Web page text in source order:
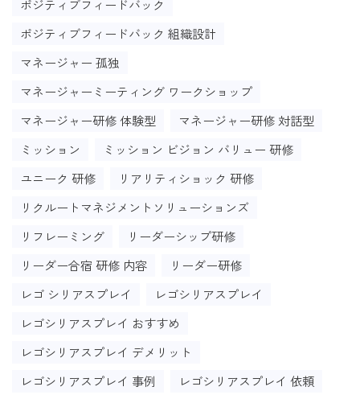
ポジティブフィードバック
ポジティブフィードバック 組織設計
マネージャー 孤独
マネージャーミーティング ワークショップ
マネージャー研修 体験型
マネージャー研修 対話型
ミッション
ミッション ビジョン バリュー 研修
ユニーク 研修
リアリティショック 研修
リクルートマネジメントソリューションズ
リフレーミング
リーダーシップ研修
リーダー合宿 研修 内容
リーダー研修
レゴ シリアスプレイ
レゴシリアスプレイ
レゴシリアスプレイ おすすめ
レゴシリアスプレイ デメリット
レゴシリアスプレイ 事例
レゴシリアスプレイ 依頼